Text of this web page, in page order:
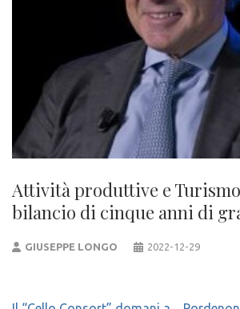
Attività produttive e
bilancio di cinque anni di
GIUSEPPE LONGO 2022-12-29